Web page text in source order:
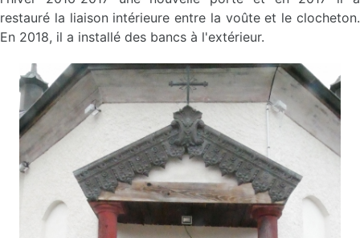
restauré la liaison intérieure entre la voûte et le clocheton.
En 2018, il a installé des bancs à l'extérieur.